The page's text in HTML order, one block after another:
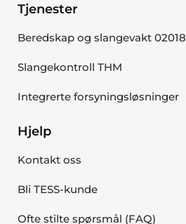
Tjenester
Beredskap og slangevakt 02018
Slangekontroll THM
Integrerte forsyningsløsninger
Hjelp
Kontakt oss
Bli TESS-kunde
Ofte stilte spørsmål (FAQ)